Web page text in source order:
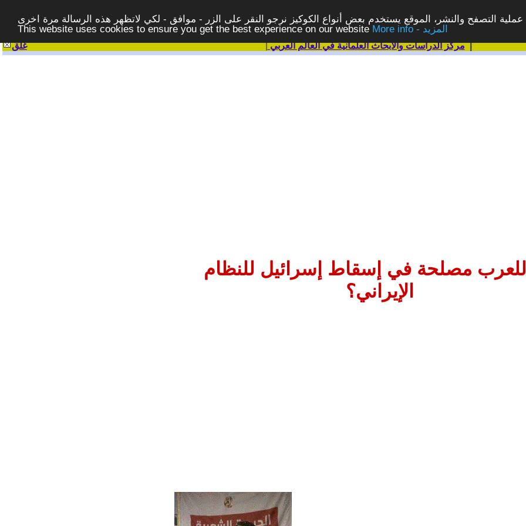
التصفح والنشر، الموقع يستخدم بعض أنواع الكوكيز نرجو النقر على الزر - موافق - لكي لاتظهر هذه الرسالة مرة اخرى -
This website uses cookies to ensure you get the best experience on our website
More info - المزيد
غلق | مركز الدراسات والابحاث العلمانية في العالم العربي|
مصلحة في إسقاط إسرائيل للنظام
الإيراني؟